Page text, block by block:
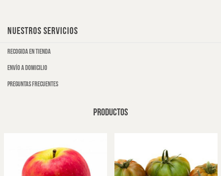
NUESTROS SERVICIOS
Recogida en tienda
Envío a domicilio
Preguntas frecuentes
PRODUCTOS